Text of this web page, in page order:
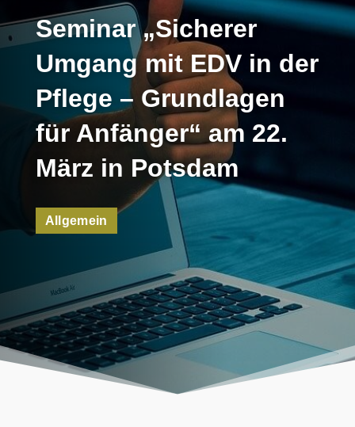
Seminar „Sicherer
Umgang mit EDV in der
Pflege – Grundlagen
für Anfänger“ am 22.
März in Potsdam
Allgemein